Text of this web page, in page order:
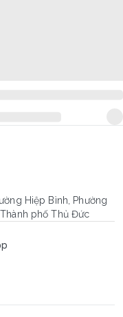
Hiệp Bình, Phường
phố Thủ Đức